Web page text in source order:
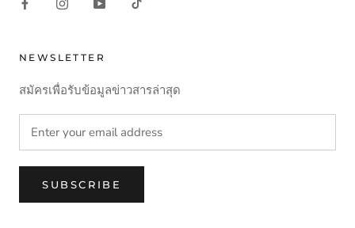
NEWSLETTER
สมัครเพื่อรับข้อมูลข่าวสารล่าสุด
SUBSCRIBE